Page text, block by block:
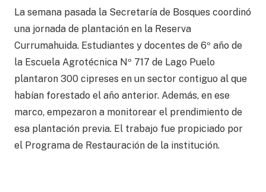
La semana pasada la Secretaría de Bosques coordinó
una jornada de plantación en la Reserva
Currumahuida. Estudiantes y docentes de 6º año de
la Escuela Agrotécnica Nº 717 de Lago Puelo
plantaron 300 cipreses en un sector contiguo al que
habían forestado el año anterior. Además, en ese
marco, empezaron a monitorear el prendimiento de
esa plantación previa. El trabajo fue propiciado por
el Programa de Restauración de la institución.